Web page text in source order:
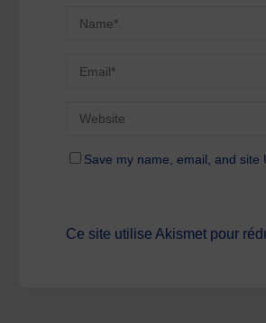
Save my name, email, and site
Ce site utilise Akismet pour